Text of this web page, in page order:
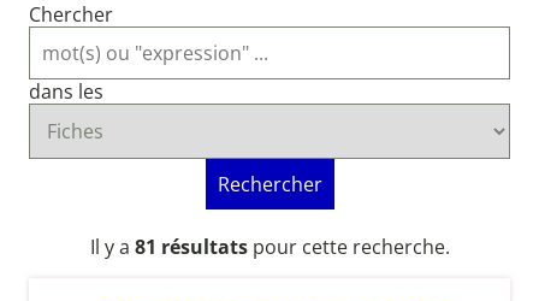
Chercher
dans les
Rechercher
Il y a 81 résultatspour cette recherche.